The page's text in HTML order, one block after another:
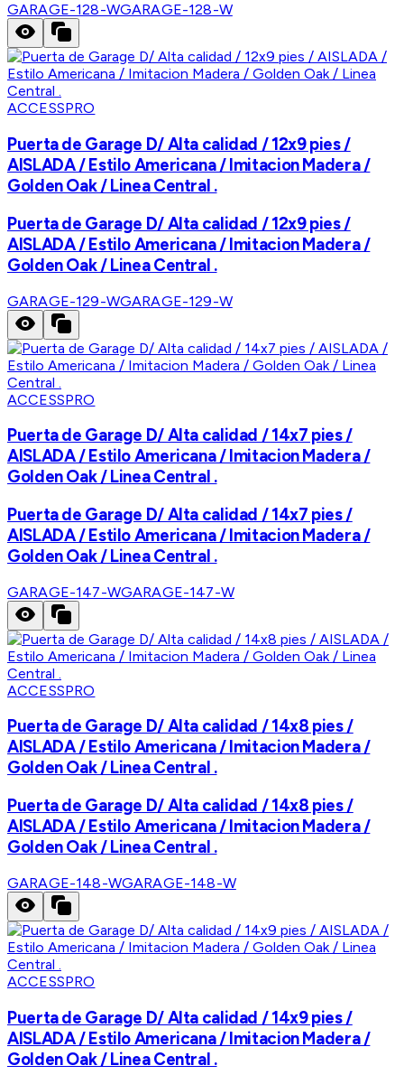
GARAGE-128-WGARAGE-128-W
ACCESSPRO
Puerta de Garage D/ Alta calidad / 12x9 pies /
AISLADA / Estilo Americana / Imitacion Madera /
Golden Oak / Linea Central .
Puerta de Garage D/ Alta calidad / 12x9 pies /
AISLADA / Estilo Americana / Imitacion Madera /
Golden Oak / Linea Central .
GARAGE-129-WGARAGE-129-W
ACCESSPRO
Puerta de Garage D/ Alta calidad / 14x7 pies /
AISLADA / Estilo Americana / Imitacion Madera /
Golden Oak / Linea Central .
Puerta de Garage D/ Alta calidad / 14x7 pies /
AISLADA / Estilo Americana / Imitacion Madera /
Golden Oak / Linea Central .
GARAGE-147-WGARAGE-147-W
ACCESSPRO
Puerta de Garage D/ Alta calidad / 14x8 pies /
AISLADA / Estilo Americana / Imitacion Madera /
Golden Oak / Linea Central .
Puerta de Garage D/ Alta calidad / 14x8 pies /
AISLADA / Estilo Americana / Imitacion Madera /
Golden Oak / Linea Central .
GARAGE-148-WGARAGE-148-W
ACCESSPRO
Puerta de Garage D/ Alta calidad / 14x9 pies /
AISLADA / Estilo Americana / Imitacion Madera /
Golden Oak / Linea Central .